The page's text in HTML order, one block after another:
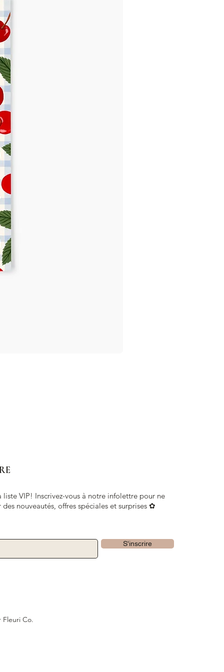
liste VIP! Inscrivez-vous à notre infolettre pour ne
des nouveautés, offres spéciales et surprises ✿
S'inscrire
Fleuri Co.